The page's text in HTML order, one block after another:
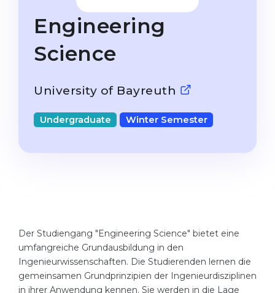
Language Visa
STUDIENKOLLEG
Studienkollegs
Freshman / Foundation
University Preparation
GEOGRAPHY
States
Cities
Studienkolleg
Bachelor’s
Master’s
WE APPLY AFTER...
11-Year School
2nd–3rd Year
Bachelor’s Degree
Master’s Degree
Engineering
Science
University of Bayreuth
Undergraduate Winter Semester
Der Studiengang "Engineering Science" bietet eine
umfangreiche Grundausbildung in den
Ingenieurwissenschaften. Die Studierenden lernen die
gemeinsamen Grundprinzipien der Ingenieurdisziplinen
in ihrer Anwendung kennen. Sie werden in die Lage